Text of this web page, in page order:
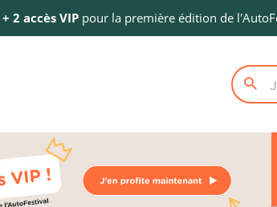
+ 2 accès VIPpour la première édition de